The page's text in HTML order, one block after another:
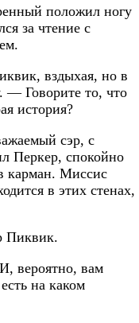
положил ногу
за чтение с
вздыхая, но в
— Говорите то, что
история?
сэр, с
Перкер, спокойно
карман. Миссис
в этих стенах,
Пиквик.
вероятно, вам
на каком